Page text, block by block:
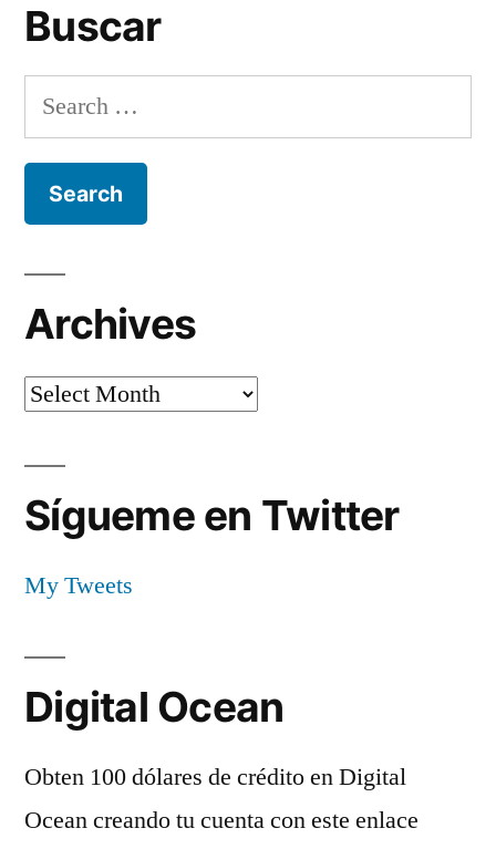
Buscar
Search
for:
Archives
Archives
Sígueme en Twitter
My Tweets
Digital Ocean
Obten 100 dólares de crédito en Digital
Ocean creando tu cuenta con este enlace